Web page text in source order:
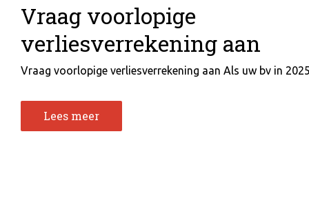
Vraag voorlopige
verliesverrekening aan
Vraag voorlopige verliesverrekening aan Als uw bv in 2025
Lees meer